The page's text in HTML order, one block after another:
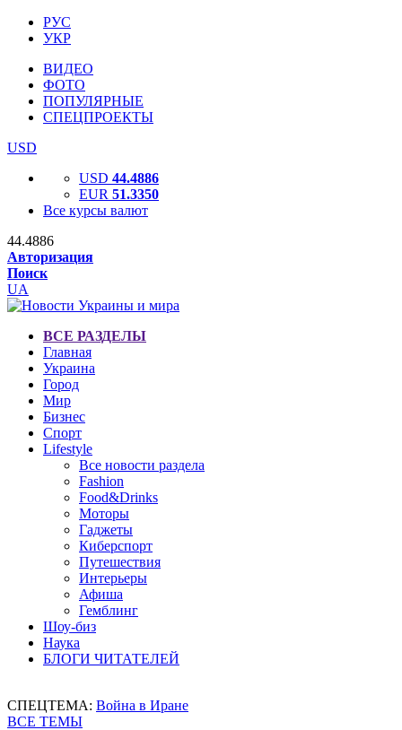
РУС
УКР
ВИДЕО
ФОТО
ПОПУЛЯРНЫЕ
СПЕЦПРОЕКТЫ
USD
USD 44.4886
EUR 51.3350
Все курсы валют
44.4886
Авторизация
Поиск
UA
ВСЕ РАЗДЕЛЫ
Главная
Украина
Город
Мир
Бизнес
Спорт
Lifestyle
Все новости раздела
Fashion
Food&Drinks
Моторы
Гаджеты
Киберспорт
Путешествия
Интерьеры
Афиша
Гемблинг
Шоу-биз
Наука
БЛОГИ ЧИТАТЕЛЕЙ
СПЕЦТЕМА: Война в Иране
ВСЕ ТЕМЫ